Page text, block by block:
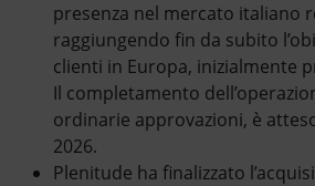
presenza nel mercato italiano
raggiungendo fin da subito
clienti in Europa, inizialmente
Il completamento
ordinarie approvazioni, è
2026.
Plenitude ha finalizzato